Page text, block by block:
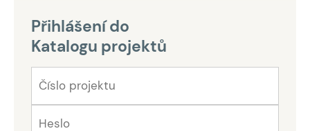
Přihlášení do
Katalogu projektů